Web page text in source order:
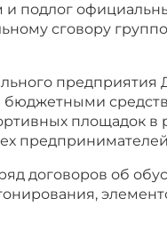
подлог
сговору
предприятия
бюджетными
площадок в
договоров об